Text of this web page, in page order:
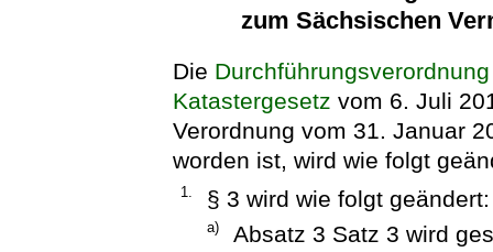
zum Sächsischen
Die
Katastergesetz vom 6. Juli
Verordnung vom 31. Januar
worden ist, wird wie folgt
1. § 3 wird wie folgt geändert:
a) Absatz 3 Satz 3 wird